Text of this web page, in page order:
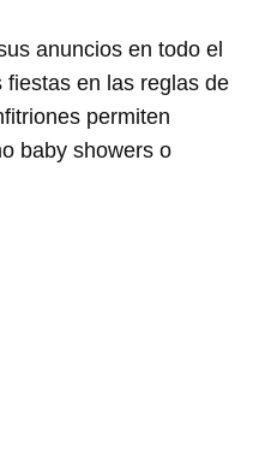
anuncios en todo el
en las reglas de
permiten
baby showers o